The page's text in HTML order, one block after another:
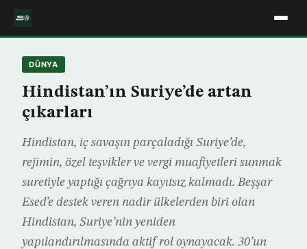
DÜNYA
Hindistan’ın Suriye’de artan
çıkarları
Hindistan, iç savaşın parçaladığı Suriye’de,
rejimin, özel teşvikler ve vergi muafiyetleri sunmak
suretiyle yaptığı çağrıya kayıtsız kalmadı. Beşşar
Esed’e destek veren nadir ülkelerden biri olan
Hindistan, Suriye’nin yeniden
yapılandırılmasında aktif rol oynayacak. 30’un